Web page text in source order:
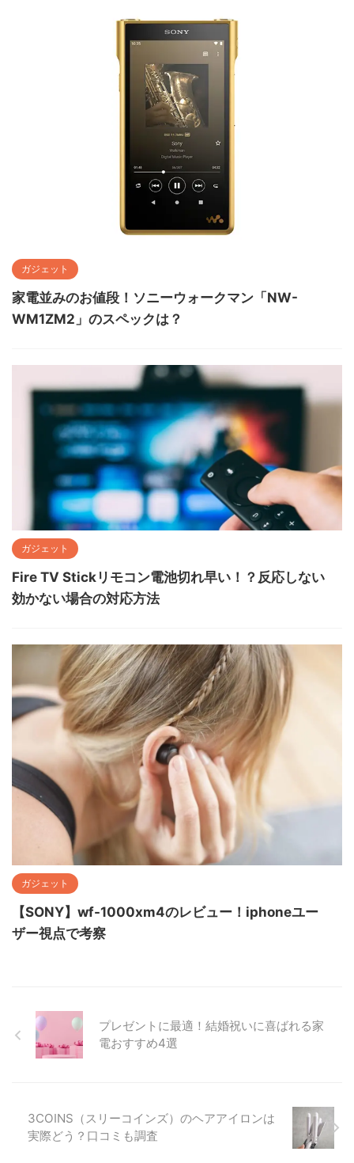
ガジェット
家電並みのお値段！ソニーウォークマン「NW-
WM1ZM2」のスペックは？
ガジェット
Fire TV Stickリモコン電池切れ早い！？反応しない
効かない場合の対応方法
ガジェット
【SONY】wf-1000xm4のレビュー！iphoneユー
ザー視点で考察
プレゼントに最適！結婚祝いに喜ばれる家
電おすすめ4選
3COINS（スリーコインズ）のヘアアイロンは
実際どう？口コミも調査